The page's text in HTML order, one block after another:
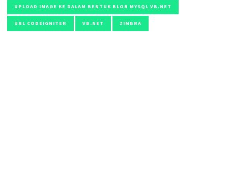
UPLOAD IMAGE KE DALAM BENTUK BLOB MYSQL VB.NET
URL CODEIGNITER VB.NET ZIMBRA